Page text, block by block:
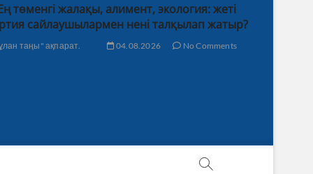
төменгі жалақы, алимент, экология: жеті
сайлаушылармен нені талқылап жатыр?
таңы" ақпарат. 04.08.2026 No Comments